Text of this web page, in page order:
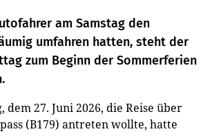
am Samstag den
umfahren hatten, steht der
zum Beginn der Sommerferien
dem 27. Juni 2026, die Reise über
(B179) antreten wollte, hatte